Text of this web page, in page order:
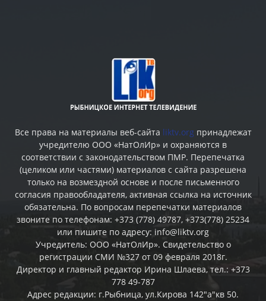
Все права на материалы веб-сайта liktv.org принадлежат
учредителю ООО «НатОлИр» и охраняются в
соответствии с законодательством ПМР. Перепечатка
(целиком или частями) материалов c сайта разрешена
только на возмездной основе и после письменного
согласия правообладателя, активная ссылка на источник
обязательна. По вопросам перепечатки материалов
звоните по телефонам: +373 (778) 49787, +373(778) 25234
или пишите по адресу: info@liktv.org
Учредитель: ООО «НатОлИр». Свидетельство о
регистрации СМИ №327 от 09 февраля 2018г.
Директор и главный редактор Ирина Шлаева, тел.: +373
778 49-787
Адрес редакции: г.Рыбница, ул.Кирова 142"а"кв 50.